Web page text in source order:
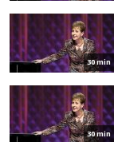
30 min
30 min